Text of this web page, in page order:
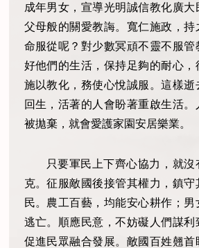
成年男女，宣導光明誠信教化廣
父母般的關愛教誨。寬仁施政，
命服從呢？對少數冥頑不靈不服
好他們的生活，保持足夠的耐心
施以教化，務使心悅誠服。這樣
回生，活著的人會盼著重啟生活
被拋棄，就會愛護家園安居樂業。
只要軍民上下齊心協力，就
克。征服敵國後接管其權力，鎮守
民。農工百藝，均能安心耕作；
逃亡。順應民意，不妨礙人們謀利
促進民眾融合發展。敵國百姓翹首